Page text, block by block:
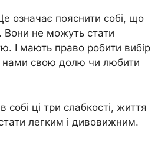
означає пояснити собі, що
не можуть стати
І мають право робити вибір
нами свою долю чи любити
ці три слабкості, життя
легким і дивовижним.